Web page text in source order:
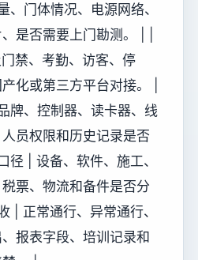
、门体情况、电源网络、
是否需要上门勘测。 | |
禁、考勤、访客、停
化或第三方平台对接。 |
牌、控制器、读卡器、线
员权限和历史记录是否
径 | 设备、软件、施工、
票、物流和备件是否分
| 正常通行、异常通行、
报表字段、培训记录和